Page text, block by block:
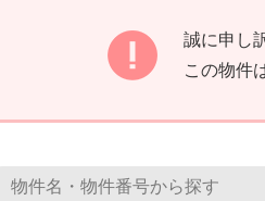
誠に申し
この物件